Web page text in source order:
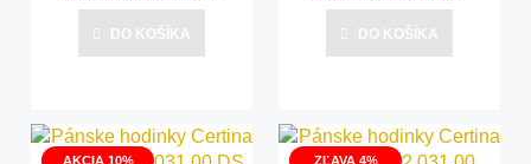
DO KOŠÍKA DO KOŠÍKA
AKCIA 10% ZĽAVA 4%